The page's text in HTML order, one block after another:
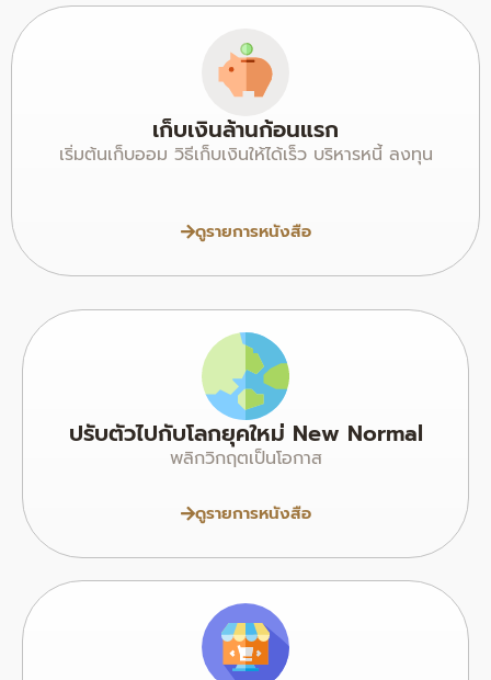
เก็บเงินล้านก้อนแรก
เริ่มต้นเก็บออม วิธีเก็บเงินให้ได้เร็ว บริหารหนี้ ลงทุน
ดูรายการหนังสือ
ปรับตัวไปกับโลกยุคใหม่ New Normal
พลิกวิกฤตเป็นโอกาส
ดูรายการหนังสือ